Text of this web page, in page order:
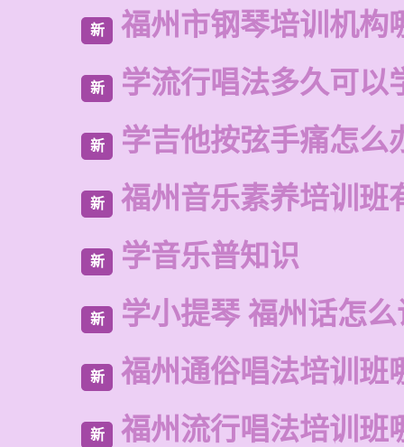
新 福州市钢琴培训机构
新 学流行唱法多久可以
新 学吉他按弦手痛怎么
新 福州音乐素养培训班
新 学音乐普知识
新 学小提琴 福州话怎
新 福州通俗唱法培训班
新 福州流行唱法培训班